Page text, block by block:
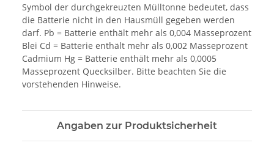
Symbol der durchgekreuzten Mülltonne bedeutet, dass
die Batterie nicht in den Hausmüll gegeben werden
darf. Pb = Batterie enthält mehr als 0,004 Masseprozent
Blei Cd = Batterie enthält mehr als 0,002 Masseprozent
Cadmium Hg = Batterie enthält mehr als 0,0005
Masseprozent Quecksilber. Bitte beachten Sie die
vorstehenden Hinweise.
Angaben zur Produktsicherheit